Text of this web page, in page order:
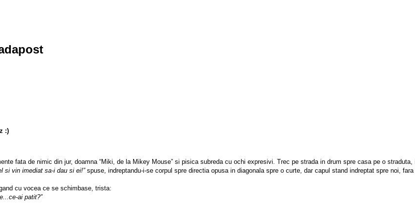
fata de nimic din jur, doamna “Miki, de la Mikey Mouse” si pisica subreda cu ochi expresivi. Trec pe strada in drum spre casa pe o
si vin imediat sa-i dau si ei!” spuse, indreptandu-i-se corpul spre directia opusa in diagonala spre o curte, dar capul stand indreptat spre noi,
cu vocea ce se schimbase, trista:
ai patit?”